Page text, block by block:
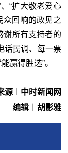
“扩大敬老爱心
众回响的政见之
谢所有支持者的
话民调、每一票
赢得胜选”。
源︱中时新闻网
编辑︱胡影雅